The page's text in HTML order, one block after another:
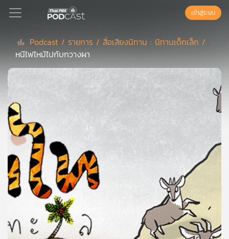
Podcast
เพล
ย์
ลิ
สต์
แนะนำ
เพล
ย์
ลิ
ของ
คุณ
เข้าสู่ระบบ
Podcast / รายการ /สื่อเสียงนิทาน : นิทานเด็กเล็ก /
หนีไฟไหม้ไปกับกวางผา